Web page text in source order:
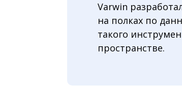
Varwin
на полках по
такого
пространстве.